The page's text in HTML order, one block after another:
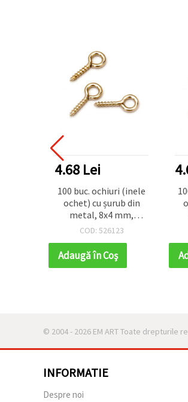
4.68 Lei
100 buc. ochiuri (inele
ochet) cu șurub din
metal, 8x4 mm,
orificiu 1,8 mm,
pentru bijuterii
COD: 526123
Adaugă în Coş
© 2004 - 2026 EM ART Toate drepturile
INFORMATIE
Despre noi